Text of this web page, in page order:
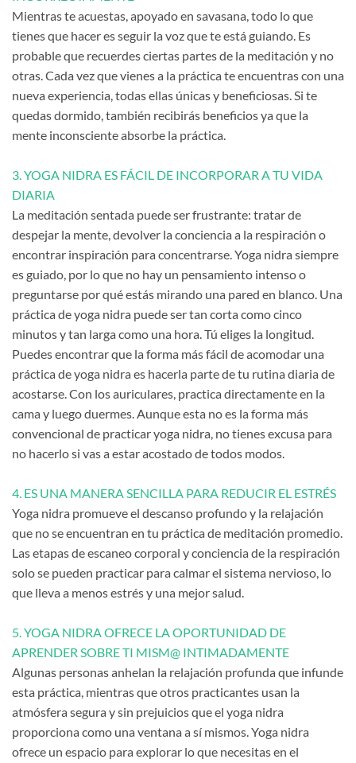
Mientras te acuestas, apoyado en savasana, todo lo que
tienes que hacer es seguir la voz que te está guiando. Es
probable que recuerdes ciertas partes de la meditación y no
otras. Cada vez que vienes a la práctica te encuentras con una
nueva experiencia, todas ellas únicas y beneficiosas. Si te
quedas dormido, también recibirás beneficios ya que la
mente inconsciente absorbe la práctica.
3. YOGA NIDRA ES FÁCIL DE INCORPORAR A TU VIDA
DIARIA
La meditación sentada puede ser frustrante: tratar de
despejar la mente, devolver la conciencia a la respiración o
encontrar inspiración para concentrarse. Yoga nidra siempre
es guiado, por lo que no hay un pensamiento intenso o
preguntarse por qué estás mirando una pared en blanco. Una
práctica de yoga nidra puede ser tan corta como cinco
minutos y tan larga como una hora. Tú eliges la longitud.
Puedes encontrar que la forma más fácil de acomodar una
práctica de yoga nidra es hacerla parte de tu rutina diaria de
acostarse. Con los auriculares, practica directamente en la
cama y luego duermes. Aunque esta no es la forma más
convencional de practicar yoga nidra, no tienes excusa para
no hacerlo si vas a estar acostado de todos modos.
4. ES UNA MANERA SENCILLA PARA REDUCIR EL ESTRÉS
Yoga nidra promueve el descanso profundo y la relajación
que no se encuentran en tu práctica de meditación promedio.
Las etapas de escaneo corporal y conciencia de la respiración
solo se pueden practicar para calmar el sistema nervioso, lo
que lleva a menos estrés y una mejor salud.
5. YOGA NIDRA OFRECE LA OPORTUNIDAD DE
APRENDER SOBRE TI MISM@ INTIMADAMENTE
Algunas personas anhelan la relajación profunda que infunde
esta práctica, mientras que otros practicantes usan la
atmósfera segura y sin prejuicios que el yoga nidra
proporciona como una ventana a sí mismos. Yoga nidra
ofrece un espacio para explorar lo que necesitas en el